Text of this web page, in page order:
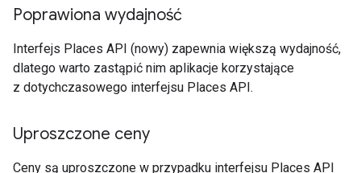
Poprawiona wydajność
Interfejs Places API (nowy) zapewnia większą wydajność,
dlatego warto zastąpić nim aplikacje korzystające
z dotychczasowego interfejsu Places API.
Uproszczone ceny
Ceny są uproszczone w przypadku interfejsu Places API